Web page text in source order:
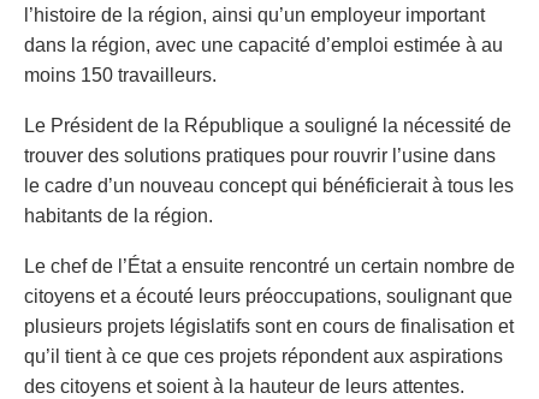
l’histoire de la région, ainsi qu’un employeur important
dans la région, avec une capacité d’emploi estimée à au
moins 150 travailleurs.
Le Président de la République a souligné la nécessité de
trouver des solutions pratiques pour rouvrir l’usine dans
le cadre d’un nouveau concept qui bénéficierait à tous les
habitants de la région.
Le chef de l’État a ensuite rencontré un certain nombre de
citoyens et a écouté leurs préoccupations, soulignant que
plusieurs projets législatifs sont en cours de finalisation et
qu’il tient à ce que ces projets répondent aux aspirations
des citoyens et soient à la hauteur de leurs attentes.